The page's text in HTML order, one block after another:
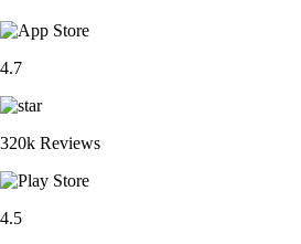
4.7
320k Reviews
4.5